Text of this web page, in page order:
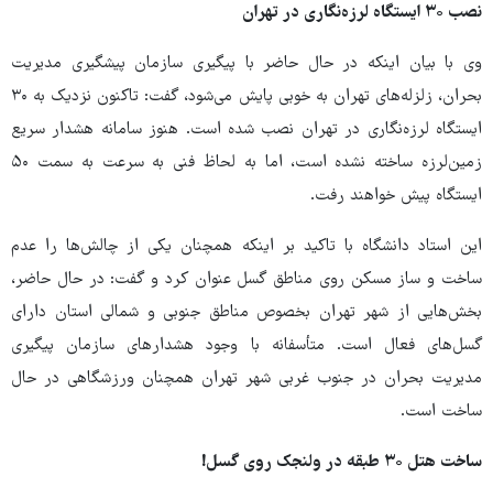
نصب ۳۰ ایستگاه لرزه‌نگاری در تهران
وی با بیان اینکه در حال حاضر با پیگیری سازمان پیشگیری مدیریت
بحران، زلزله‌های تهران به خوبی پایش می‌شود، گفت: تاکنون نزدیک به ۳۰
ایستگاه لرزه‌نگاری در تهران نصب شده است. هنوز سامانه هشدار سریع
زمین‌لرزه ساخته نشده است، اما به لحاظ فنی به سرعت به سمت ۵۰
ایستگاه پیش خواهند رفت.
این استاد دانشگاه با تاکید بر اینکه همچنان یکی از چالش‌ها را عدم
ساخت و ساز مسکن روی مناطق گسل عنوان کرد و گفت: در حال حاضر،
بخش‌هایی از شهر تهران بخصوص مناطق جنوبی و شمالی استان دارای
گسل‌های فعال است. متأسفانه با وجود هشدارهای سازمان پیگیری
مدیریت بحران در جنوب غربی شهر تهران همچنان ورزشگاهی در حال
ساخت است.
ساخت هتل ۳۰ طبقه در ولنجک روی گسل!